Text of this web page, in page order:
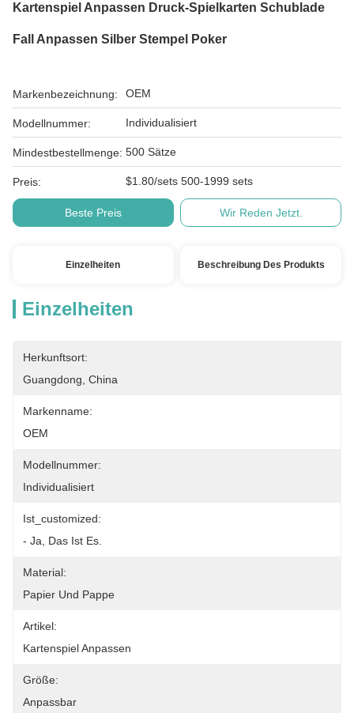
Kartenspiel Anpassen Druck-Spielkarten Schublade
Fall Anpassen Silber Stempel Poker
Markenbezeichnung: OEM
Modellnummer: Individualisiert
Mindestbestellmenge: 500 Sätze
Preis: $1.80/sets 500-1999 sets
Beste Preis Wir Reden Jetzt.
Einzelheiten Beschreibung Des Produkts
Einzelheiten
Herkunftsort:
Guangdong, China
Markenname:
OEM
Modellnummer:
Individualisiert
Ist_customized:
- Ja, Das Ist Es.
Material:
Papier Und Pappe
Artikel:
Kartenspiel Anpassen
Größe:
Anpassbar